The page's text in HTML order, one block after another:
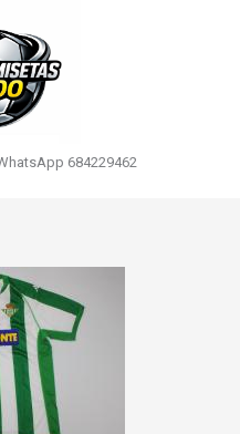
684229462